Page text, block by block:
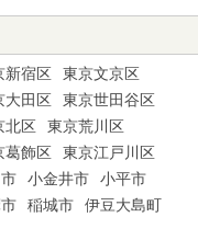
新宿区
東京文京区
大田区
東京世田谷区
北区
東京荒川区
葛飾区
東京江戸川区
小金井市
小平市
稲城市
伊豆大島町